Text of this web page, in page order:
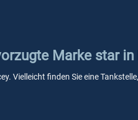
Marke star
Vielleicht finden Sie eine